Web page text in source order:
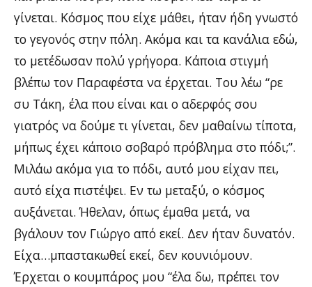
γίνεται. Κόσμος που είχε μάθει, ήταν ήδη γνωστό
το γεγονός στην πόλη. Ακόμα και τα κανάλια εδώ,
το μετέδωσαν πολύ γρήγορα. Κάποια στιγμή
βλέπω τον Παραφέστα να έρχεται. Του λέω “ρε
συ Τάκη, έλα που είναι και ο αδερφός σου
γιατρός να δούμε τι γίνεται, δεν μαθαίνω τίποτα,
μήπως έχει κάποιο σοβαρό πρόβλημα στο πόδι;”.
Μιλάω ακόμα για το πόδι, αυτό μου είχαν πει,
αυτό είχα πιστέψει. Εν τω μεταξύ, ο κόσμος
αυξάνεται. Ήθελαν, όπως έμαθα μετά, να
βγάλουν τον Γιώργο από εκεί. Δεν ήταν δυνατόν.
Είχα…μπαστακωθεί εκεί, δεν κουνιόμουν.
Έρχεται ο κουμπάρος μου “έλα δω, πρέπει τον